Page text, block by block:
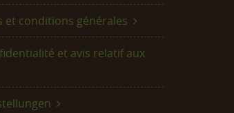
et conditions générales
et avis relatif aux